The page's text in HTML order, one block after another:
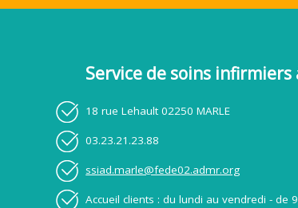
Service de soins infirmiers
18 rue Lehault 02250 MARLE
03.23.21.23.88
ssiad.marle@fede02.admr.org
Accueil clients : du lundi au vendredi - de